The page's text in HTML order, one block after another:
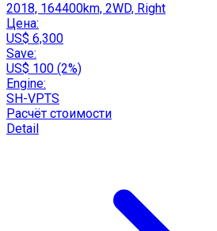
2018, 164400km, 2WD, Right
Цена:
US$ 6,300
Save:
US$ 100 (2%)
Engine:
SH-VPTS
Расчёт стоимости
Detail